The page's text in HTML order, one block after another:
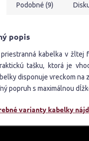
Podobné (9)
popis
priestranná kabelka v žltej
tašku, ktorá je
disponuje vreckom na
popruh s maximálnou
varianty kabelky